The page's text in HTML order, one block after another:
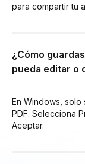
para compartir tu
¿Cómo
pueda editar o
En Windows,
PDF. Selecciona
Aceptar.